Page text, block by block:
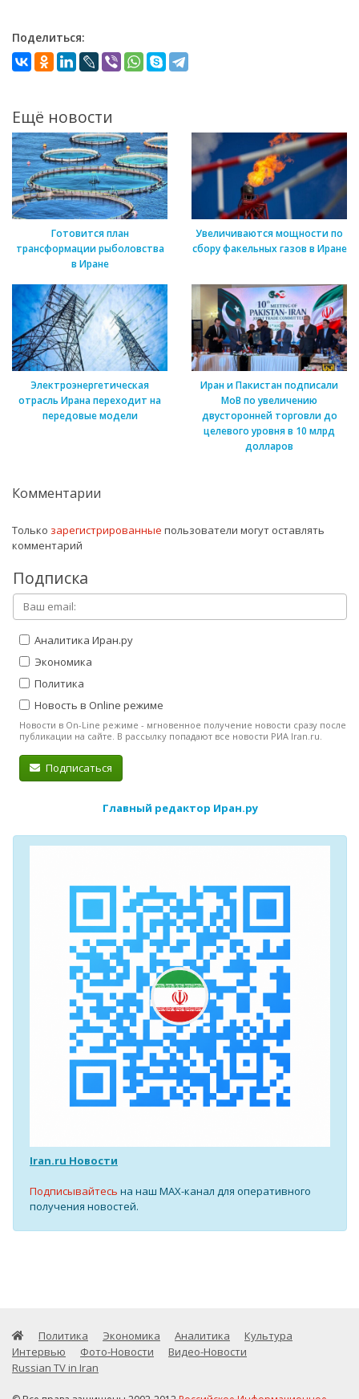
Поделиться:
Ещё новости
Готовится план
трансформации рыболовства
в Иране
Увеличиваются мощности по
сбору факельных газов в Иране
Электроэнергетическая
отрасль Ирана переходит на
передовые модели
Иран и Пакистан подписали
МоВ по увеличению
двусторонней торговли до
целевого уровня в 10 млрд
долларов
Комментарии
Только зарегистрированные пользователи могут оставлять
комментарий
Подписка
Аналитика Иран.ру
Экономика
Политика
Новость в Online режиме
Новости в On-Line режиме - мгновенное получение новости сразу после
публикации на сайте. В рассылку попадают все новости РИА Iran.ru.
Подписаться
Главный редактор Иран.ру
Iran.ru Новости
Подписывайтесь на наш MAX-канал для оперативного
получения новостей.
Политика Экономика Аналитика
Культура
Интервью
Фото-Новости
Видео-Новости
Russian TV in Iran